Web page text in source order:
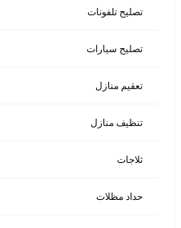
تصليح تلفونات
تصليح سيارات
تعقيم منازل
تنظيف منازل
ثلاجات
حداد مظلات